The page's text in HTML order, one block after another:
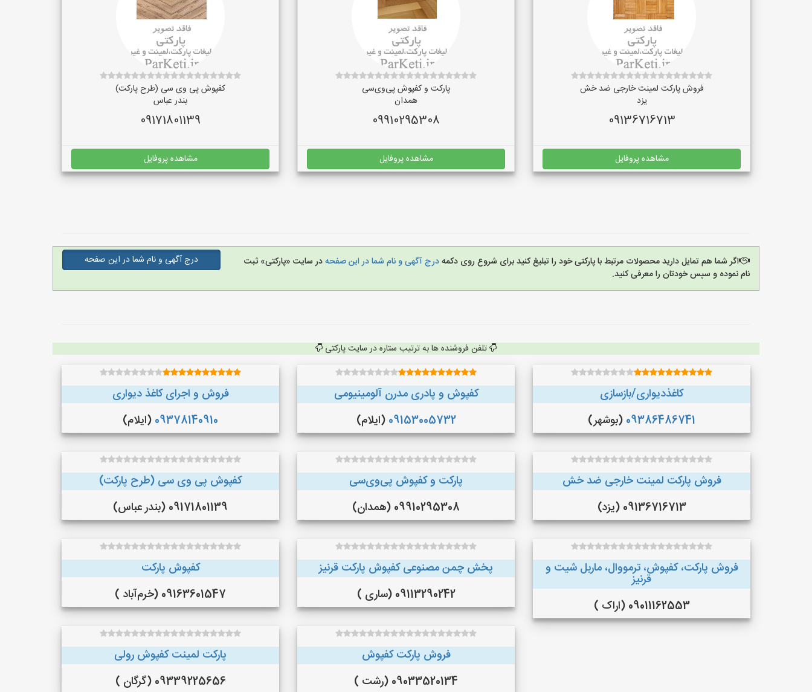
فروش پارکت لمینت خارجی ضد خش
یزد
09136716713
مشاهده پروفایل
پارکت و کفپوش پی‌وی‌سی
همدان
09910295308
مشاهده پروفایل
کفپوش پی وی سی (طرح پارکت)
بندر عباس
09171801139
مشاهده پروفایل
اگر شما هم تمایل دارید محصولات مرتبط با پارکتی خود را تبلیغ کنید برای شروع روی دکمهدرج آگهی و نام شما در این صفحهدر سایت «پارکتی» ثبت
نام نموده و سپس خودتان را معرفی کنید.
درج آگهی و نام شما در این صفحه
تلفن فروشنده ها به ترتیب ستاره در سایت پارکتی
کاغذدیواری/بازسازی
09386486741 (بوشهر)
کفپوش و پادری مدرن آلومینیومی
09153005732 (ایلام)
فروش و اجرای کاغذ دیواری
09378140910 (ایلام)
فروش پارکت لمینت خارجی ضد خش
09136716713 (یزد)
پارکت و کفپوش پی‌وی‌سی
09910295308 (همدان)
کفپوش پی وی سی (طرح پارکت)
09171801139 (بندر عباس)
فروش پارکت، کفپوش، ترمووال، ماربل شیت و
قرنیز
09011162553 (اراک )
پخش چمن مصنوعی کفپوش پارکت قرنیز
09113290242 (ساری )
کفپوش پارکت
09163601547 (خرم‌آباد )
فروش پارکت کفپوش
09033520134 (رشت )
پارکت لمینت کفپوش رولی
09339225656 (گرگان )